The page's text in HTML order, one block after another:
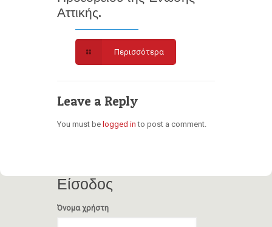
Αττικής.
Περισσότερα
Leave a Reply
You must be logged in to post a comment.
Είσοδος
Όνομα χρήστη